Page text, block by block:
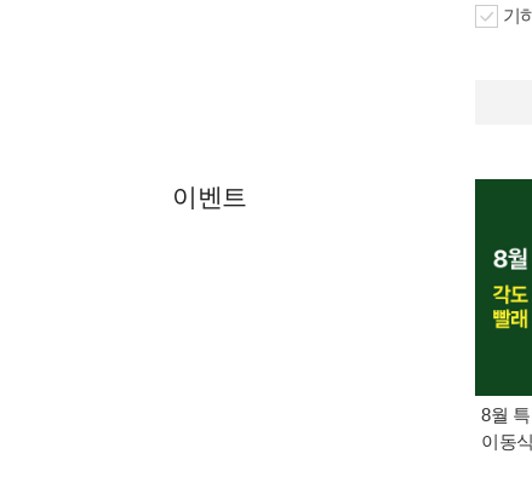
기
이벤트
8월
이동